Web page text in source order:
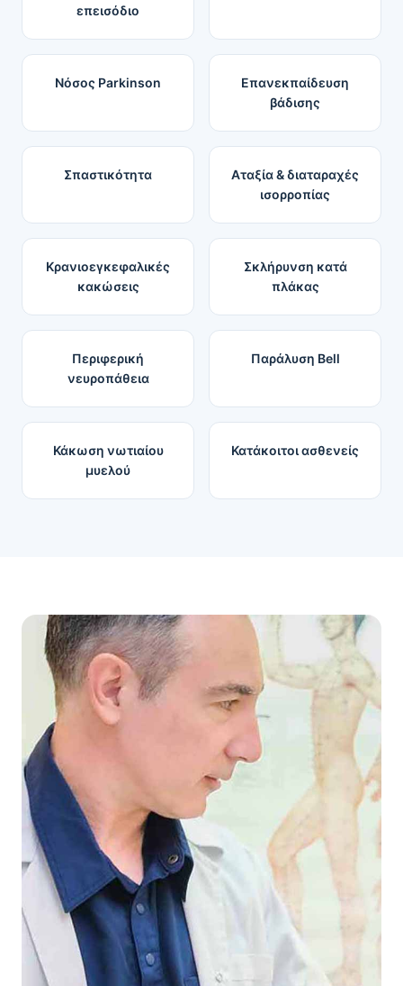
επεισόδιο
Νόσος Parkinson
Επανεκπαίδευση
βάδισης
Σπαστικότητα
Αταξία & διαταραχές
ισορροπίας
Κρανιοεγκεφαλικές
κακώσεις
Σκλήρυνση κατά
πλάκας
Περιφερική
νευροπάθεια
Παράλυση Bell
Κάκωση νωτιαίου
μυελού
Κατάκοιτοι ασθενείς